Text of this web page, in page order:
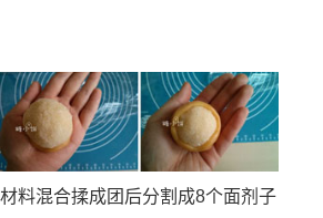
料混合揉成团后分割成8个面剂子